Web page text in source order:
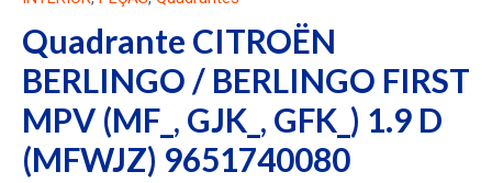
Quadrante CITROËN
BERLINGO / BERLINGO FIRST
MPV (MF_, GJK_, GFK_) 1.9 D
(MFWJZ) 9651740080